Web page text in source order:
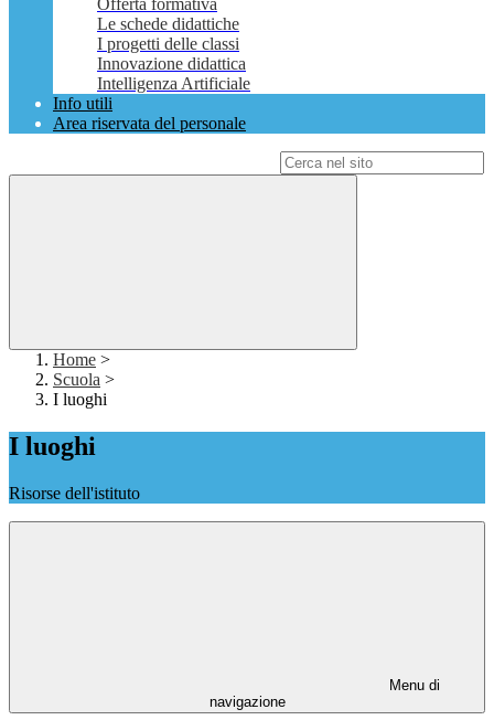
Offerta formativa
Le schede didattiche
I progetti delle classi
Innovazione didattica
Intelligenza Artificiale
Info utili
Area riservata del personale
Home >
Scuola >
I luoghi
I luoghi
Risorse dell'istituto
Menu di
navigazione